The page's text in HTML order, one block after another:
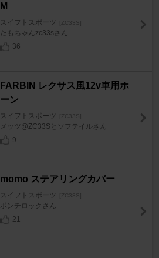
M
スイフトスポーツ [ZC33S]
たもちゃんzc33sさん
36
FARBIN レクサス風12v車用ホ
ーン
スイフトスポーツ [ZC33S]
メッツ@ZC33Sとソフテイルさん
9
momo ステアリングカバー
スイフトスポーツ [ZC33S]
ポンチロックさん
21